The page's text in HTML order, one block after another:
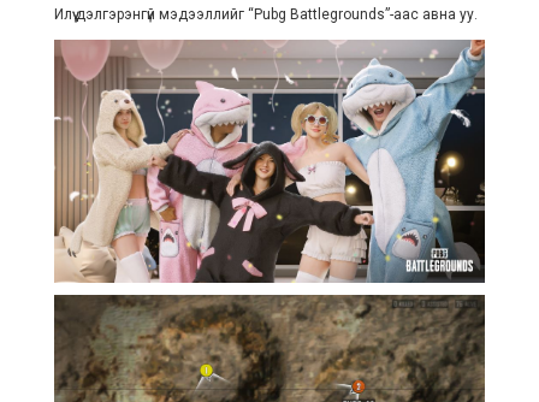
Илүү дэлгэрэнгүй мэдээллийг “Pubg Battlegrounds”-аас авна уу.